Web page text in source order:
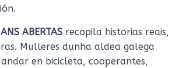
ABERTAS recopila historias reais,
Mulleres dunha aldea galega
en bicicleta, cooperantes,